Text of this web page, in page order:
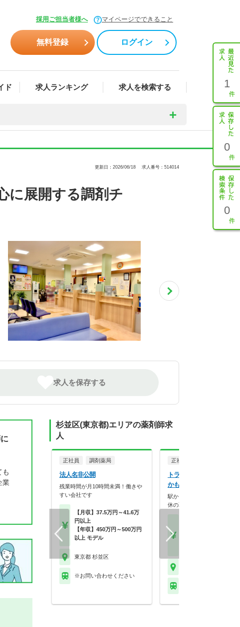
採用ご担当者様へ マイページでできること
無料登録 ログイン
ド 求人ランキング 求人を検索する 1
0
0
更新日：2026/06/18 求人番号：514014
に展開する調剤チ
求人を保存する
も
業
杉並区(東京都)エリアの薬剤師求
人
正社員 調剤薬局
法人名非公開
残業時間が月10時間未満！働きや
すい会社です
【月収】37.5万円～41.6万
円以上
【年収】450万円～500万円
以上 モデル
東京都 杉並区
※お問い合わせください
正社員
トライアドジャパン株
かもめ薬局 下高井戸店
駅から1分の好アクセス！産
休の取得実績多数！ワ…